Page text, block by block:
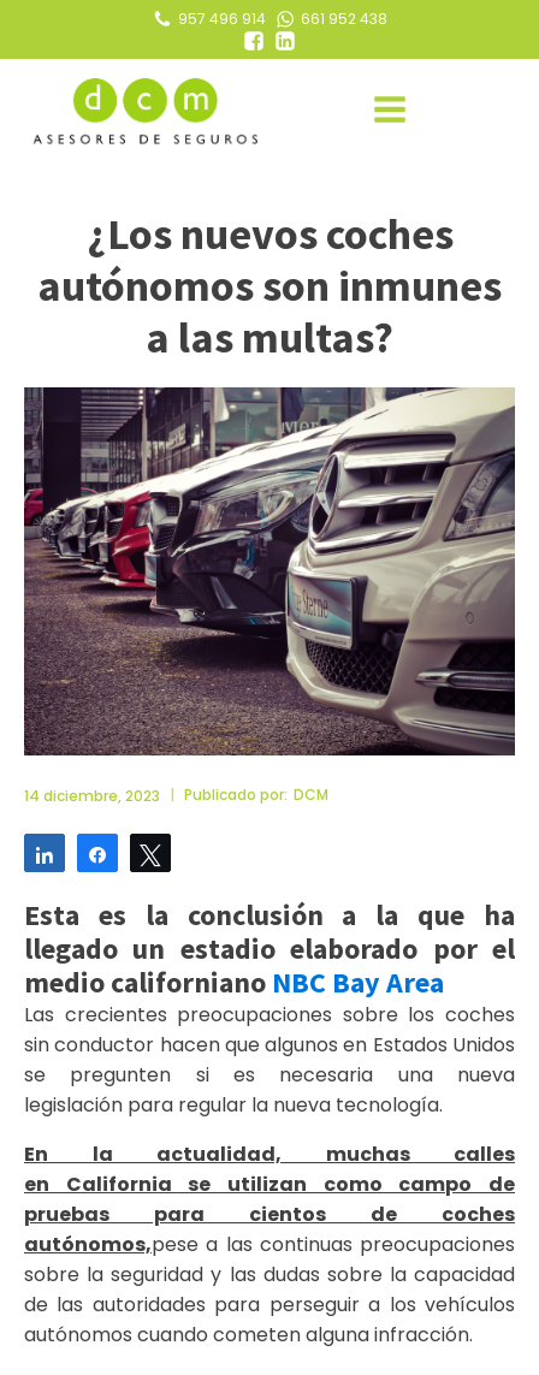
957 496 914 661 952 438
¿Los nuevos coches
autónomos son inmunes
a las multas?
14 diciembre, 2023 | Publicado por: DCM
CompartirCompartir
Esta es la conclusión a la que ha
llegado un estadio elaborado por el
medio californiano NBC Bay Area
Las crecientes preocupaciones sobre los coches
sin conductor hacen que algunos en Estados Unidos
se pregunten si es necesaria una nueva
legislación para regular la nueva tecnología.
En la actualidad, muchas calles
en California se utilizan como campo de
pruebas para cientos de coches
autónomos,pese a las continuas preocupaciones
sobre la seguridad y las dudas sobre la capacidad
de las autoridades para perseguir a los vehículos
autónomos cuando cometen alguna infracción.